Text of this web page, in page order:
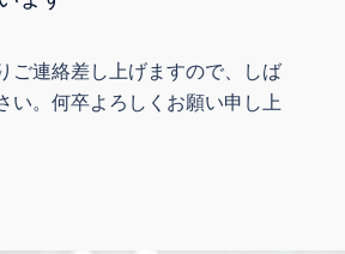
ご連絡差し上げますので、しば
い。何卒よろしくお願い申し上